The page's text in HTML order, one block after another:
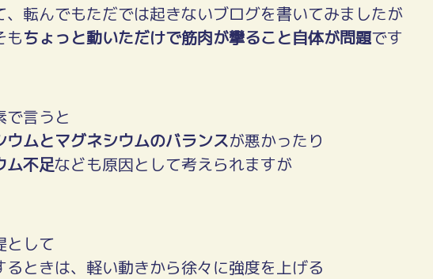
、転んでもただでは起きないブログを書いてみましたが
もちょっと動いただけで筋肉が攣ること自体が問題です
で言うと
ウムとマグネシウムのバランスが悪かったり
ム不足なども原因として考えられますが
として
るときは、軽い動きから徐々に強度を上げる